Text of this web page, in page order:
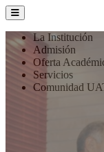
La Institución
Admisión
Oferta
Servicios
Comunidad